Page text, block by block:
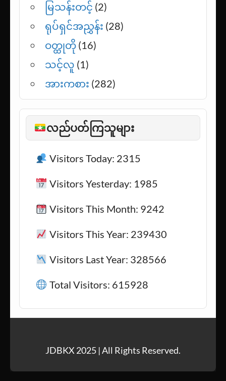
မြသန်းတင့် (2)
ရုပ်ရှင်အညွှန်း (28)
ဝတ္ထုတို (16)
သင့်လူ (1)
အားကစား (282)
လည်ပတ်ကြသူများ
Visitors Today: 2315
Visitors Yesterday: 1985
Visitors This Month: 9242
Visitors This Year: 239430
Visitors Last Year: 328566
Total Visitors: 615928
JDBKX 2025 | All Rights Reserved.